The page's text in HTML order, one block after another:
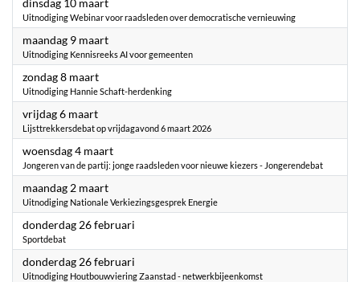
dinsdag 10 maart
Uitnodiging Webinar voor raadsleden over democratische vernieuwing
maandag 9 maart2026
Uitnodiging Kennisreeks AI voor gemeenten
zondag 8 maart2026
Uitnodiging Hannie Schaft-herdenking
vrijdag 6 maart2026
Lijsttrekkersdebat op vrijdagavond 6 maart 2026
woensdag 4 maart2026
Jongeren van de partij: jonge raadsleden voor nieuwe kiezers - Jongerendebat
maandag 2 maart2026
Uitnodiging Nationale Verkiezingsgesprek Energie
donderdag 26 februari
Sportdebat
donderdag 26 februari
Uitnodiging Houtbouwviering Zaanstad - netwerkbijeenkomst